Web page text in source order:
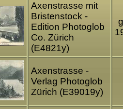
Axenstrasse mit
Bristenstock -
Edition Photoglob
Co. Zürich
(E4821y)
Axenstrasse -
Verlag Photoglob
Zürich (E39019y)